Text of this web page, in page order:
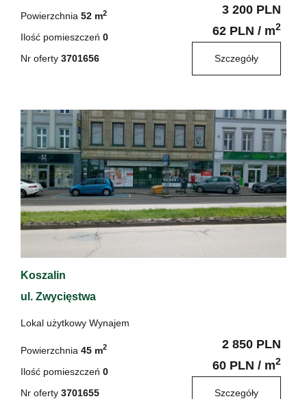
Powierzchnia 52 m2
Ilość pomieszczeń 0
Nr oferty 3701656
3 200 PLN
62 PLN / m2
Szczegóły
Koszalin
ul. Zwycięstwa
Lokal użytkowy Wynajem
Powierzchnia 45 m2
Ilość pomieszczeń 0
Nr oferty 3701655
2 850 PLN
60 PLN / m2
Szczegóły